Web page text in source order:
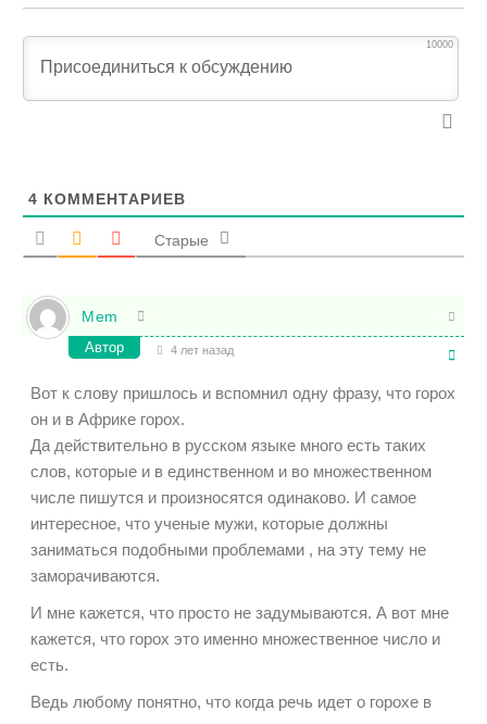
10000
4 КОММЕНТАРИЕВ
Старые
Mem
Автор 4 лет назад
Вот к слову пришлось и вспомнил одну фразу, что горох
он и в Африке горох.
Да действительно в русском языке много есть таких
слов, которые и в единственном и во множественном
числе пишутся и произносятся одинаково. И самое
интересное, что ученые мужи, которые должны
заниматься подобными проблемами , на эту тему не
заморачиваются.
И мне кажется, что просто не задумываются. А вот мне
кажется, что горох это именно множественное число и
есть.
Ведь любому понятно, что когда речь идет о горохе в